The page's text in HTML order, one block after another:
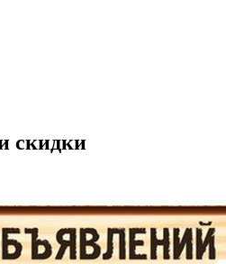
скидки